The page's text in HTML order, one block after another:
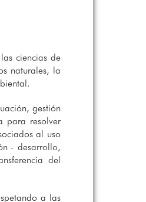
ciencias de
naturales, la
gestión
para resolver
al uso
- desarrollo,
del
a las